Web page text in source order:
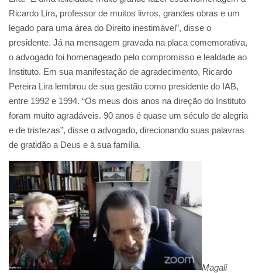
Ricardo Lira, professor de muitos livros, grandes obras e um
legado para uma área do Direito inestimável”, disse o
presidente. Já na mensagem gravada na placa comemorativa,
o advogado foi homenageado pelo compromisso e lealdade ao
Instituto. Em sua manifestação de agradecimento, Ricardo
Pereira Lira lembrou de sua gestão como presidente do IAB,
entre 1992 e 1994. “Os meus dois anos na direção do Instituto
foram muito agradáveis. 90 anos é quase um século de alegria
e de tristezas”, disse o advogado, direcionando suas palavras
de gratidão a Deus e à sua família.
Magali